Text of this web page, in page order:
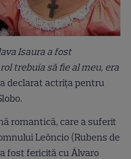
Isaura a fost
trebuia să fie al meu, era
declarat actrița pentru
romantică, care a suferit
Leôncio (Rubens de
fost fericită cu Álvaro